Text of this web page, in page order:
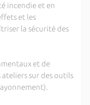
incendie et en
et les
la sécurité des
et de
ateliers sur des outils